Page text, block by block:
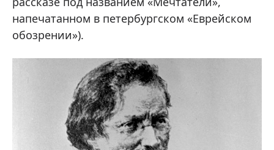
напечатанном в петербургском «Еврейском
обозрении»).